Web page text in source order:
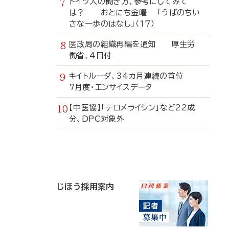
は？ おとにち金曜 「うぱのちい
さな一歩のはなし」（17）
医政局の組織再編を通知 厚生労
働省、4日付
キイトルーダ、34カ月連続の首位
7月度・エンサイスデータ
【中医協】「テロメライシン」など22成
分、DPC対象外
じほう採用案内